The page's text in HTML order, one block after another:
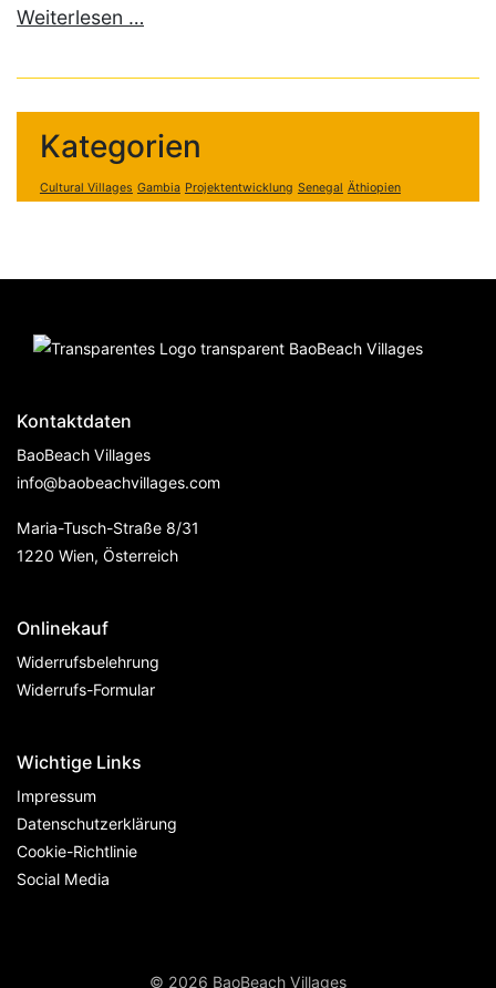
Weiterlesen …
Kategorien
Cultural Villages Gambia Projektentwicklung Senegal Äthiopien
Kontaktdaten
BaoBeach Villages
info@baobeachvillages.com
Maria-Tusch-Straße 8/31
1220 Wien, Österreich
Onlinekauf
Widerrufsbelehrung
Widerrufs-Formular
Wichtige Links
Impressum
Datenschutzerklärung
Cookie-Richtlinie
Social Media
© 2026 BaoBeach Villages